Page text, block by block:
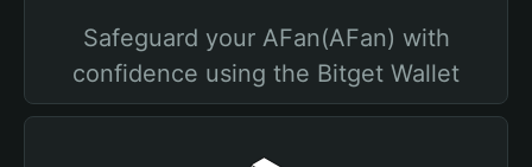
Safeguard your AFan(AFan) with
confidence using the Bitget Wallet